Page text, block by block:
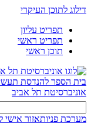
דילוג לתוכן העיקרי
תפריט עליון
תפריט ראשי
תוכן ראשי
בית הספר להנדסת
אוניברסיטת תל אביב
מערכת פניותאזור אישי